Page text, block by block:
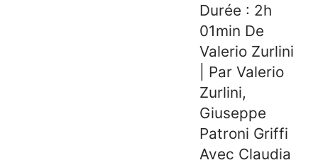
Durée : 2h
01min De
Valerio Zurlini
| Par Valerio
Zurlini,
Giuseppe
Patroni Griffi
Avec Claudia